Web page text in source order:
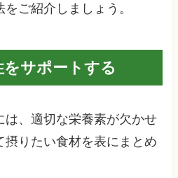
ご紹介しましょう。
サポートする
は、適切な栄養素が欠かせ
摂りたい食材を表にまとめ